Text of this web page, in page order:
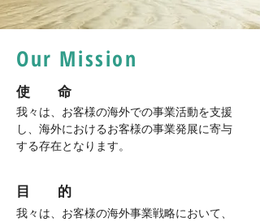
Our Mission
​使 命
我々は、お客様の海外での事業活動を支援
し、海外におけるお客様の事業発展に寄与
する存在となります。
​目 的
我々は、お客様の海外事業戦略において、